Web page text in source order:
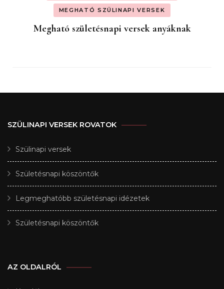
MEGHATÓ SZÜLINAPI VERSEK
Megható születésnapi versek anyáknak
SZÜLINAPI VERSEK ROVATOK
Szülinapi versek
Születésnapi köszöntők
Legmeghatóbb születésnapi idézetek
Születésnapi köszöntők
AZ OLDALRÓL